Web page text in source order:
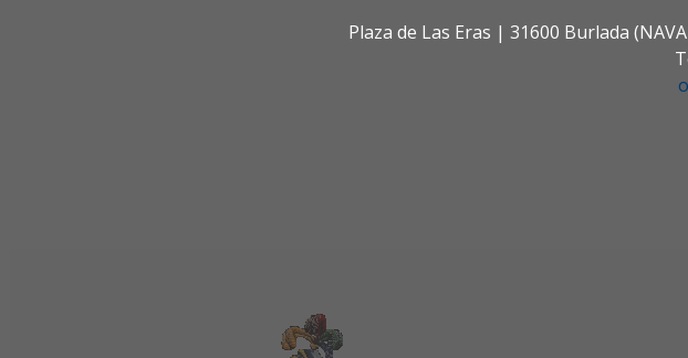
Plaza de Las Eras | 31600 Burlada